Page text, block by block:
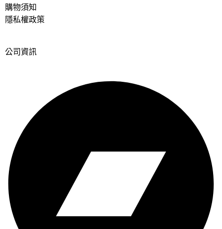
購物須知
隱私權政策
公司資訊